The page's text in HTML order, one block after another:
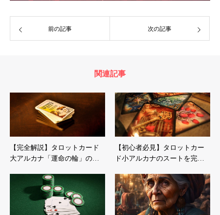
前の記事 次の記事
関連記事
【完全解説】タロットカード
大アルカナ「運命の輪」の…
【初心者必見】タロットカー
ド小アルカナのスートを完…